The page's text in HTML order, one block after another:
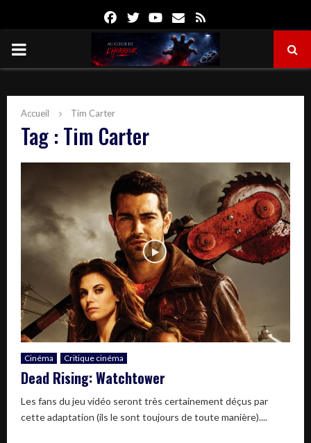
FacebookTwitterYoutube
Email
PRIMARY
Accueil Tim Carter
Tag : Tim Carter
Cinéma Critique cinéma
Dead Rising: Watchtower
Les fans du jeu vidéo seront très certainement déçus par
cette adaptation (ils le sont toujours de toute manière)....